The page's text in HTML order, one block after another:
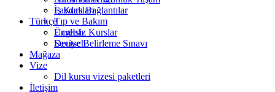
Faydalı Bağlantılar
Türkçe
English
Deutsch
İş Kursları
Tıp ve Bakım
Ücretsiz Kurslar
Seviye Belirleme Sınavı
Mağaza
Vize
Dil kursu vizesi paketleri
İletişim